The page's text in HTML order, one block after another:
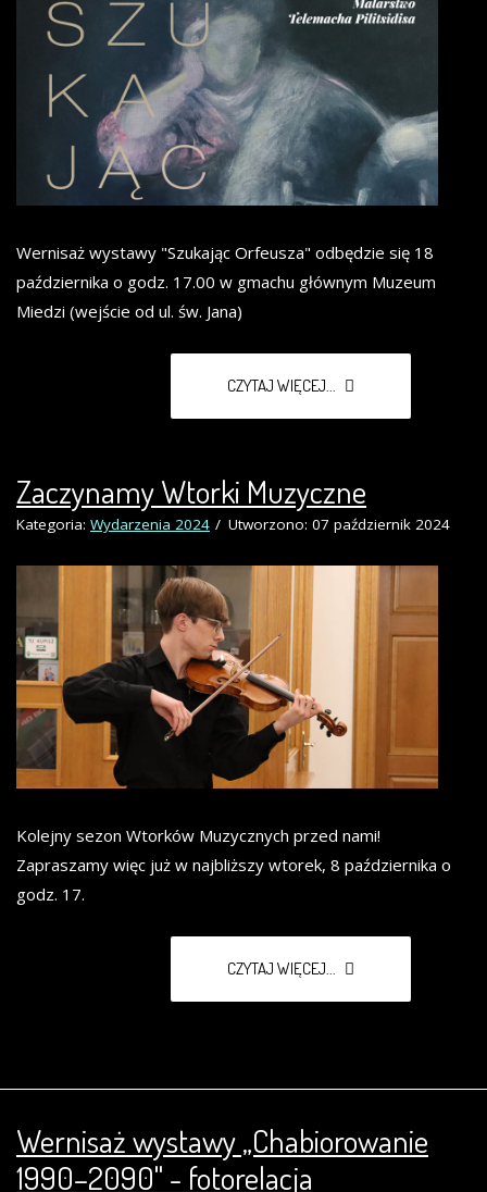
Wernisaż wystawy "Szukając Orfeusza" odbędzie się 18
października o godz. 17.00 w gmachu głównym Muzeum
Miedzi (wejście od ul. św. Jana)
CZYTAJ WIĘCEJ...
Zaczynamy Wtorki Muzyczne
Kategoria: Wydarzenia 2024 Utworzono: 07 październik 2024
Kolejny sezon Wtorków Muzycznych przed nami!
Zapraszamy więc już w najbliższy wtorek, 8 października o
godz. 17.
CZYTAJ WIĘCEJ...
Wernisaż wystawy „Chabiorowanie
1990–2090" - fotorelacja